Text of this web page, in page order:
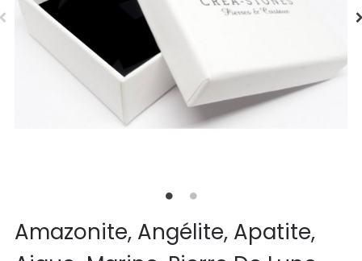
Amazonite, Angélite, Apatite,